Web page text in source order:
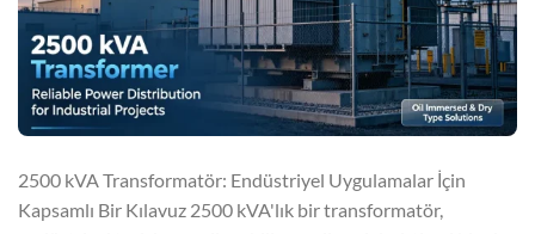
2500 kVA Transformatör: Endüstriyel Uygulamalar İçin
Kapsamlı Bir Kılavuz 2500 kVA'lık bir transformatör,